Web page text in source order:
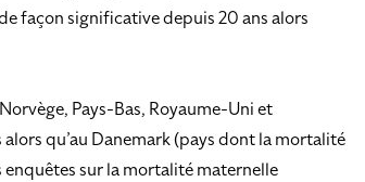
façon significative depuis 20 ans alors
Pays-Bas, Royaume-Uni et
qu’au Danemark (pays dont la mortalité
enquêtes sur la mortalité maternelle